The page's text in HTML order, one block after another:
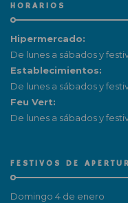
HORARIOS
Hipermercado:
De lunes a sábados y
Establecimientos:
De lunes a sábados y
Feu Vert:
De lunes a sábados y
FESTIVOS DE
Domingo 4 de enero